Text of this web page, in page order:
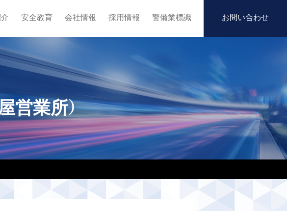
安全教育 会社情報 採用情報 警備業標識 お問い合わせ
営業所）